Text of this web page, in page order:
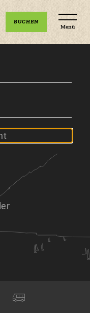
BUCHEN
Menü
Veranstaltungen